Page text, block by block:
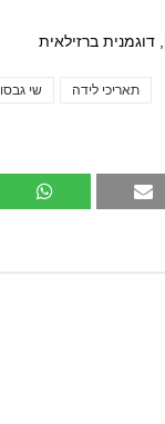
שי גבסו תאריכי לידה